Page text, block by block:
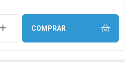
AUMENTAR UMA UNIDADE
COMPRAR